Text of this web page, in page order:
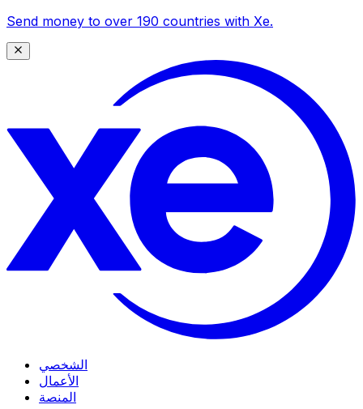
Send money to over 190 countries with Xe.
الشخصي
الأعمال
المنصة